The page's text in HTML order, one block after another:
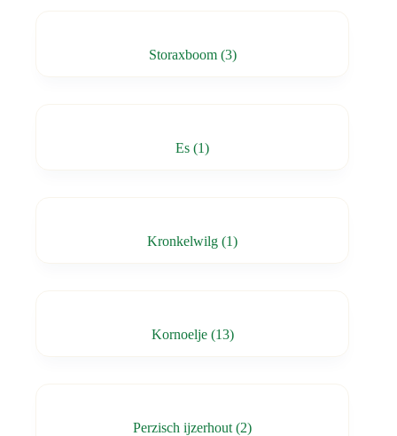
Storaxboom (3)
Es(1)
Kronkelwilg(1)
Kornoelje (13)
Perzisch ijzerhout(2)